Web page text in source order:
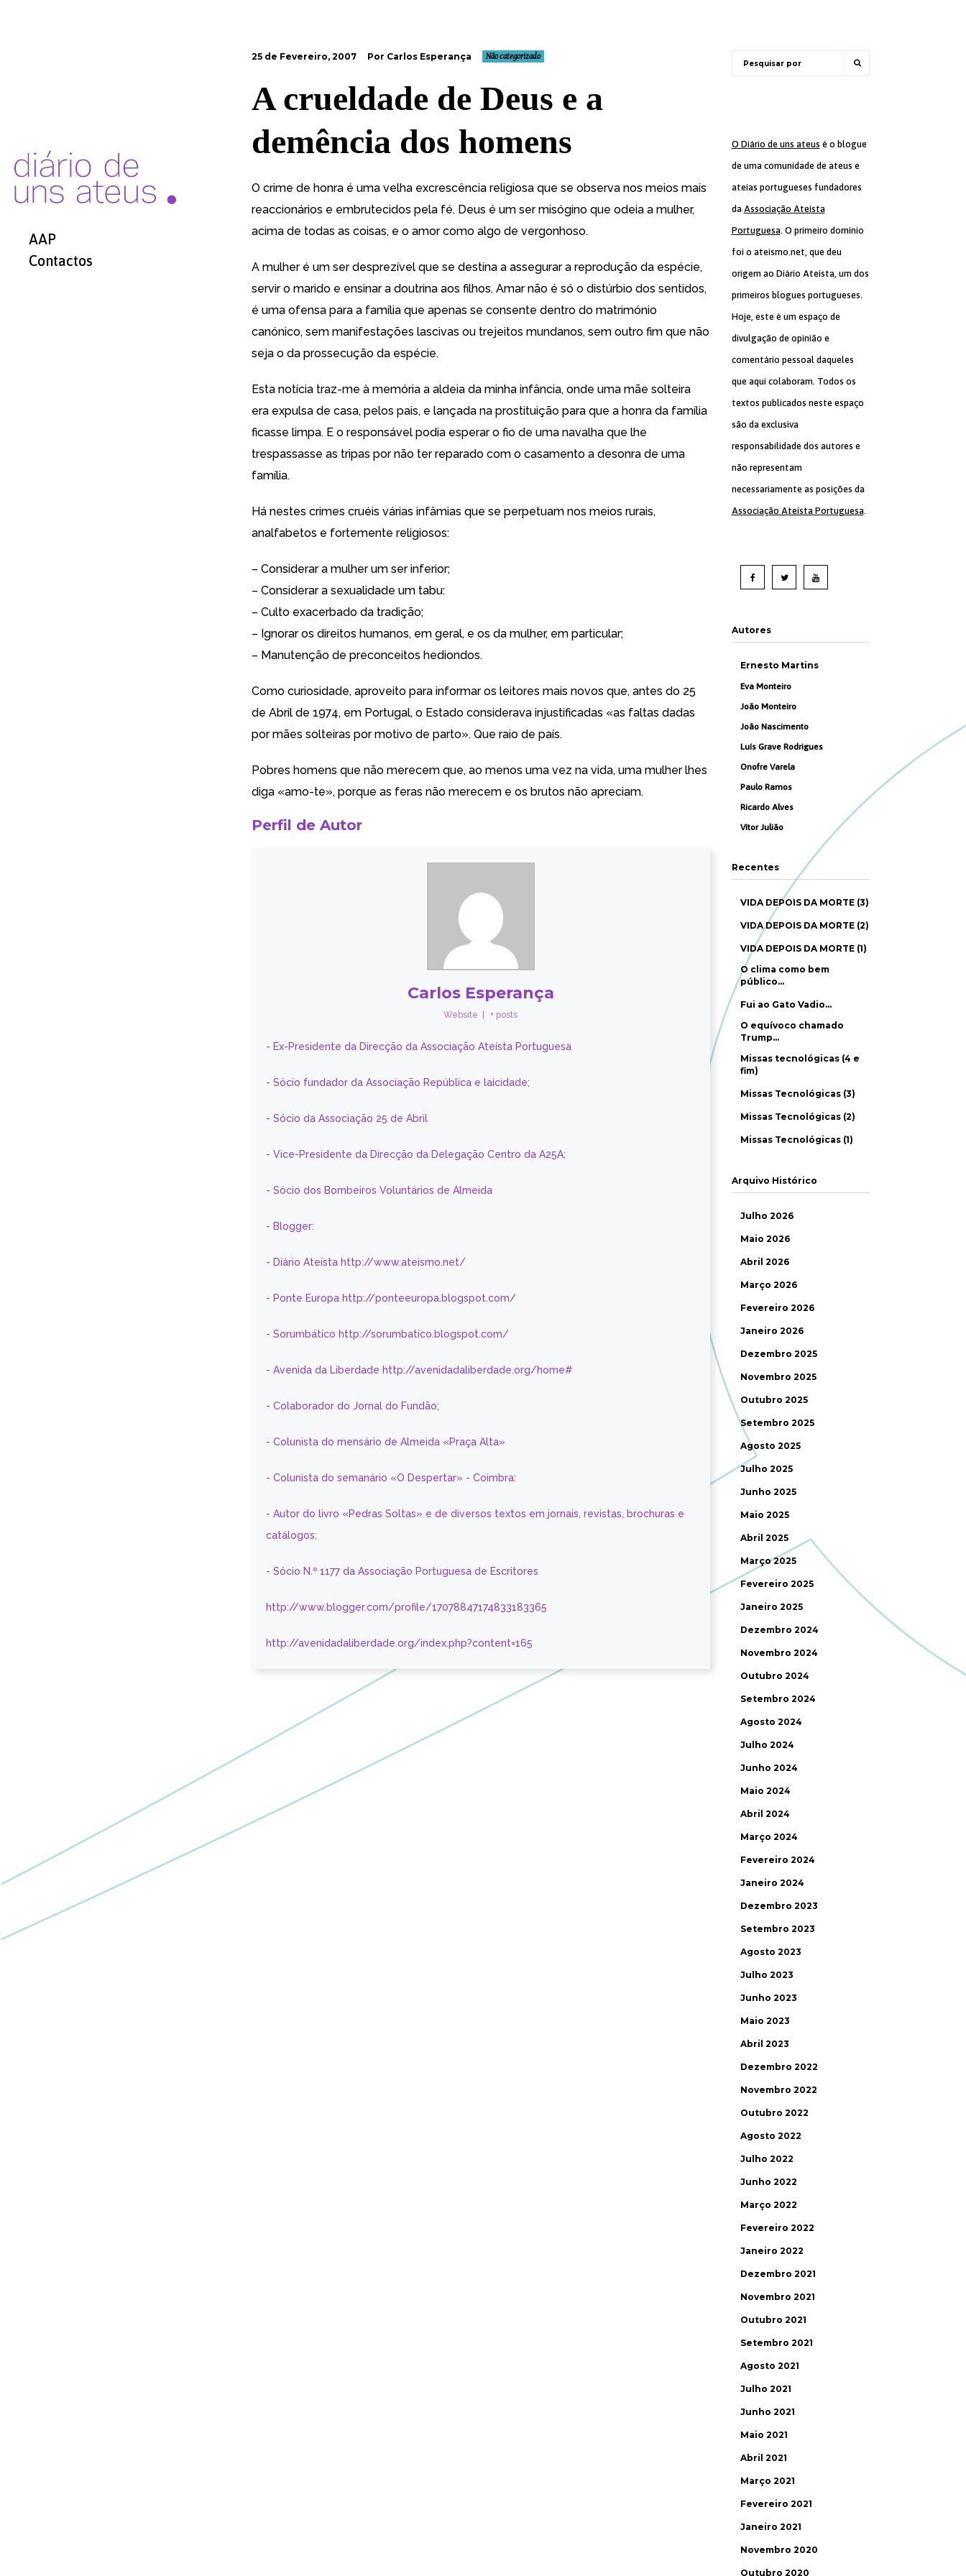
AAP
Contactos
25 de Fevereiro, 2007 Por Carlos Esperança Não categorizado
A crueldade de Deus e a
demência dos homens
O crime de honra é uma velha excrescência religiosa que se observa nos meios mais
reaccionários e embrutecidos pela fé. Deus é um ser misógino que odeia a mulher,
acima de todas as coisas, e o amor como algo de vergonhoso.
A mulher é um ser desprezível que se destina a assegurar a reprodução da espécie,
servir o marido e ensinar a doutrina aos filhos. Amar não é só o distúrbio dos sentidos,
é uma ofensa para a família que apenas se consente dentro do matrimónio
canónico, sem manifestações lascivas ou trejeitos mundanos, sem outro fim que não
seja o da prossecução da espécie.
Esta notícia traz-me à memória a aldeia da minha infância, onde uma mãe solteira
era expulsa de casa, pelos pais, e lançada na prostituição para que a honra da família
ficasse limpa. E o responsável podia esperar o fio de uma navalha que lhe
trespassasse as tripas por não ter reparado com o casamento a desonra de uma
família.
Há nestes crimes cruéis várias infâmias que se perpetuam nos meios rurais,
analfabetos e fortemente religiosos:
– Considerar a mulher um ser inferior;
– Considerar a sexualidade um tabu:
– Culto exacerbado da tradição;
– Ignorar os direitos humanos, em geral, e os da mulher, em particular;
– Manutenção de preconceitos hediondos.
Como curiosidade, aproveito para informar os leitores mais novos que, antes do 25
de Abril de 1974, em Portugal, o Estado considerava injustificadas «as faltas dadas
por mães solteiras por motivo de parto». Que raio de país.
Pobres homens que não merecem que, ao menos uma vez na vida, uma mulher lhes
diga «amo-te», porque as feras não merecem e os brutos não apreciam.
Perfil de Autor
Carlos Esperança
Website + posts
- Ex-Presidente da Direcção da Associação Ateísta Portuguesa
- Sócio fundador da Associação República e laicidade;
- Sócio da Associação 25 de Abril
- Vice-Presidente da Direcção da Delegação Centro da A25A;
- Sócio dos Bombeiros Voluntários de Almeida
- Blogger:
- Diário Ateísta http://www.ateismo.net/
- Ponte Europa http://ponteeuropa.blogspot.com/
- Sorumbático http://sorumbatico.blogspot.com/
- Avenida da Liberdade http://avenidadaliberdade.org/home#
- Colaborador do Jornal do Fundão;
- Colunista do mensário de Almeida «Praça Alta»
- Colunista do semanário «O Despertar» - Coimbra:
- Autor do livro «Pedras Soltas» e de diversos textos em jornais, revistas, brochuras e
catálogos;
- Sócio N.º 1177 da Associação Portuguesa de Escritores
http://www.blogger.com/profile/17078847174833183365
http://avenidadaliberdade.org/index.php?content=165
O Diário de uns ateus é o blogue
de uma comunidade de ateus e
ateias portugueses fundadores
da Associação Ateísta
Portuguesa. O primeiro domínio
foi o ateismo.net, que deu
origem ao Diário Ateísta, um dos
primeiros blogues portugueses.
Hoje, este é um espaço de
divulgação de opinião e
comentário pessoal daqueles
que aqui colaboram. Todos os
textos publicados neste espaço
são da exclusiva
responsabilidade dos autores e
não representam
necessariamente as posições da
Associação Ateísta Portuguesa.
Autores
Ernesto Martins
Eva Monteiro
João Monteiro
João Nascimento
Luís Grave Rodrigues
Onofre Varela
Paulo Ramos
Ricardo Alves
Vítor Julião
Recentes
VIDA DEPOIS DA MORTE (3)
VIDA DEPOIS DA MORTE (2)
VIDA DEPOIS DA MORTE (1)
O clima como bem
público…
Fui ao Gato Vadio…
O equívoco chamado
Trump…
Missas tecnológicas (4 e
fim)
Missas Tecnológicas (3)
Missas Tecnológicas (2)
Missas Tecnológicas (1)
Arquivo Histórico
Julho 2026
Maio 2026
Abril 2026
Março 2026
Fevereiro 2026
Janeiro 2026
Dezembro 2025
Novembro 2025
Outubro 2025
Setembro 2025
Agosto 2025
Julho 2025
Junho 2025
Maio 2025
Abril 2025
Março 2025
Fevereiro 2025
Janeiro 2025
Dezembro 2024
Novembro 2024
Outubro 2024
Setembro 2024
Agosto 2024
Julho 2024
Junho 2024
Maio 2024
Abril 2024
Março 2024
Fevereiro 2024
Janeiro 2024
Dezembro 2023
Setembro 2023
Agosto 2023
Julho 2023
Junho 2023
Maio 2023
Abril 2023
Dezembro 2022
Novembro 2022
Outubro 2022
Agosto 2022
Julho 2022
Junho 2022
Março 2022
Fevereiro 2022
Janeiro 2022
Dezembro 2021
Novembro 2021
Outubro 2021
Setembro 2021
Agosto 2021
Julho 2021
Junho 2021
Maio 2021
Abril 2021
Março 2021
Fevereiro 2021
Janeiro 2021
Novembro 2020
Outubro 2020